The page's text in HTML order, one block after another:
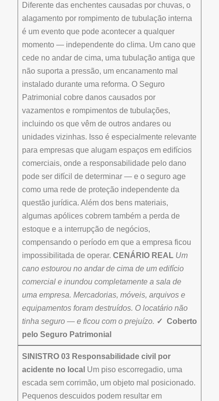
Diferente das enchentes causadas por chuvas, o
alagamento por rompimento de tubulação interna
é um evento que pode acontecer a qualquer
momento — independente do clima. Um cano que
cede no andar de cima, uma tubulação antiga que
não suporta a pressão, um encanamento mal
instalado durante uma reforma. O Seguro
Patrimonial cobre danos causados por
vazamentos e rompimentos de tubulações,
incluindo os que vêm de outros andares ou
unidades vizinhas. Isso é especialmente relevante
para empresas que alugam espaços em edifícios
comerciais, onde a responsabilidade pelo dano
pode ser difícil de determinar — e o seguro age
como uma rede de proteção independente da
questão jurídica. Além dos bens materiais,
algumas apólices cobrem também a perda de
estoque e a interrupção de negócios,
compensando o período em que a empresa ficou
impossibilitada de operar. CENÁRIO REAL Um
cano estourou no andar de cima de um edifício
comercial e inundou completamente a sala de
uma empresa. Mercadorias, móveis, arquivos e
equipamentos foram destruídos. O locatário não
tinha seguro — e ficou com o prejuízo. ✓ Coberto
pelo Seguro Patrimonial
SINISTRO 03 Responsabilidade civil por
acidente no local Um piso escorregadio, uma
escada sem corrimão, um objeto mal posicionado.
Pequenos descuidos podem resultar em